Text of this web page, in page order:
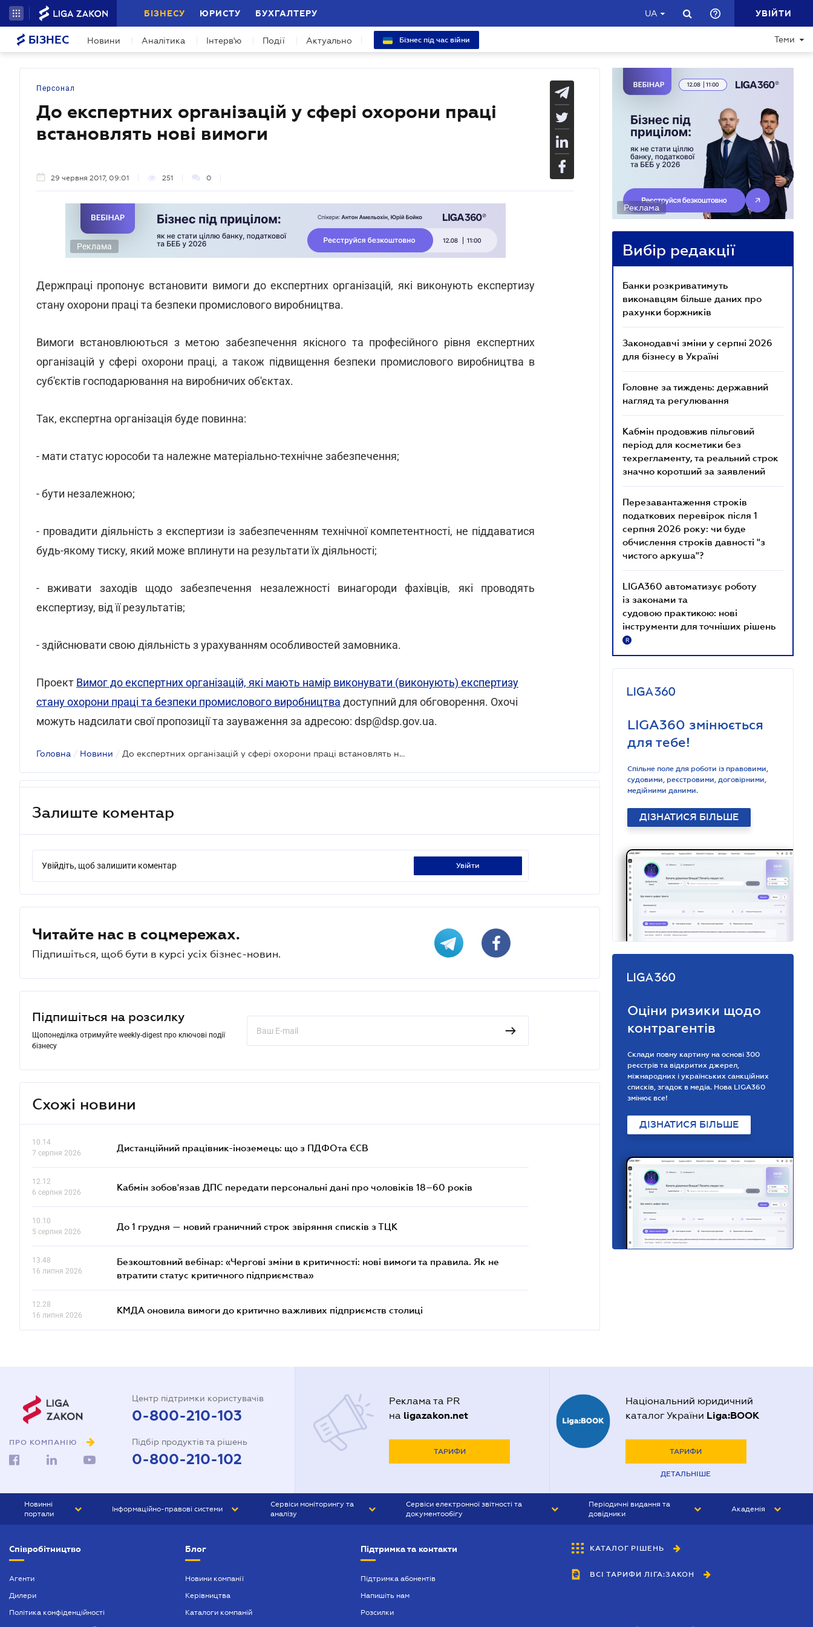
БІЗНЕСУ ЮРИСТУ БУХГАЛТЕРУ UA УВІЙТИ
БІЗНЕС Новини Аналітика Інтерв'ю Події Актуально Бізнес під час війни Теми
Персонал
До експертних організацій у сфері охорони праці
встановлять нові вимоги
29 червня 2017, 09:01 251 0
Реклама
Держпраці пропонує встановити вимоги до експертних організацій, які виконують експертизу
стану охорони праці та безпеки промислового виробництва.
Вимоги встановлюються з метою забезпечення якісного та професійного рівня експертних
організацій у сфері охорони праці, а також підвищення безпеки промислового виробництва в
суб'єктів господарювання на виробничих об'єктах.
Так, експертна організація буде повинна:
- мати статус юрособи та належне матеріально-технічне забезпечення;
- бути незалежною;
- провадити діяльність з експертизи із забезпеченням технічної компетентності, не піддаватися
будь-якому тиску, який може вплинути на результати їх діяльності;
- вживати заходів щодо забезпечення незалежності винагороди фахівців, які проводять
експертизу, від її результатів;
- здійснювати свою діяльність з урахуванням особливостей замовника.
Проект Вимог до експертних організацій, які мають намір виконувати (виконують) експертизу
стану охорони праці та безпеки промислового виробництва доступний для обговорення. Охочі
можуть надсилати свої пропозиції та зауваження за адресою: dsp@dsp.gov.ua.
Головна / Новини / До експертних організацій у сфері охорони праці встановлять нові вимоги
Залиште коментар
Увійдіть, щоб залишити коментар увійти
Читайте нас в соцмережах.
Підпишіться, щоб бути в курсі усіх бізнес-новин.
Підпишіться на розсилку
Щопонеділка отримуйте weekly-digest про ключові події
бізнесу
Схожі новини
10.14
7 серпня 2026
Дистанційний працівник-іноземець: що з ПДФОта ЄСВ
12.12
6 серпня 2026
Кабмін зобов'язав ДПС передати персональні дані про чоловіків 18–60 років
10.10
5 серпня 2026
До 1 грудня — новий граничний строк звіряння списків з ТЦК
13.48
16 липня 2026
Безкоштовний вебінар: «Чергові зміни в критичності: нові вимоги та правила. Як не
втратити статус критичного підприємства»
12.28
16 липня 2026
КМДА оновила вимоги до критично важливих підприємств столиці
Реклама
Вибір редакції
Банки розкриватимуть
виконавцям більше даних про
рахунки боржників
Законодавчі зміни у серпні 2026
для бізнесу в Україні
Головне за тиждень: державний
нагляд та регулювання
Кабмін продовжив пільговий
період для косметики без
техрегламенту, та реальний строк
значно коротший за заявлений
Перезавантаження строків
податкових перевірок після 1
серпня 2026 року: чи буде
обчислення строків давності "з
чистого аркуша"?
LIGA360 автоматизує роботу
із законами та
судовою практикою: нові
інструменти для точніших рішень
R
LIGA360 змінюється
для тебе!
Спільне поле для роботи із правовими,
судовими, реєстровими, договірними,
медійними даними.
ДІЗНАТИСЯ БІЛЬШЕ
Оціни ризики щодо
контрагентів
Склади повну картину на основі 300
реєстрів та відкритих джерел,
міжнародних і українських санкційних
списків, згадок в медіа. Нова LIGA360
змінює все!
ДІЗНАТИСЯ БІЛЬШЕ
ПРО КОМПАНІЮ
Центр підтримки користувачів
0-800-210-103
Підбір продуктів та рішень
0-800-210-102
Реклама та PR
на ligazakon.net
ТАРИФИ
Національний юридичний
каталог України Liga:BOOK
ТАРИФИ
ДЕТАЛЬНІШЕ
Новинні
портали
БІЗНЕС
Інформаційно-правові системи
БУХГАЛТЕР ПРОФ
Сервіси моніторингу та
аналізу
Сервіси електронної звітності та
документообігу
Періодичні видання та
довідники
БУХГАЛТЕР&ЗАКОН
ВІСНИК МСФЗ
Академія
Співробітництво
Агенти
Дилери
Політика конфіденційності
Блог
Новини компанії
Керівництва
Каталоги компаній
Підтримка та контакти
Підтримка абонентів
Напишіть нам
Розсилки
КАТАЛОГ РІШЕНЬ
ВСІ ТАРИФИ ЛІГА:ЗАКОН